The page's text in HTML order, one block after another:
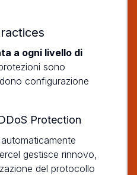
a ogni livello di
sono
configurazione
Protection
gestisce rinnovo,
del protocollo